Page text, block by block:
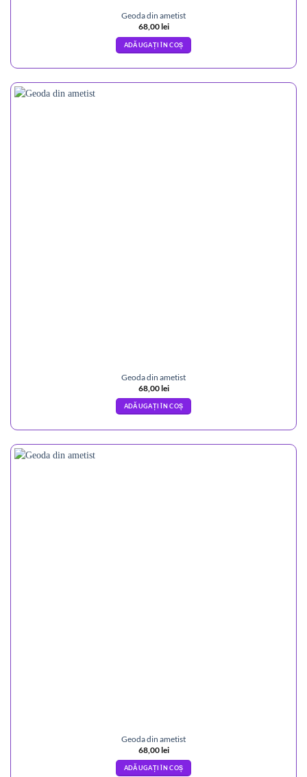
Geoda din ametist
68,00lei
ADĂUGAȚI ÎN COȘ
Geoda din ametist
68,00lei
ADĂUGAȚI ÎN COȘ
Geoda din ametist
68,00lei
ADĂUGAȚI ÎN COȘ